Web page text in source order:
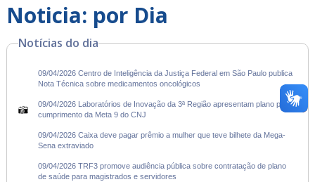
Noticia: por Dia
Notícias do dia
09/04/2026 Centro de Inteligência da Justiça Federal em São Paulo publica
Nota Técnica sobre medicamentos oncológicos
09/04/2026 Laboratórios de Inovação da 3ª Região apresentam plano para
cumprimento da Meta 9 do CNJ
09/04/2026 Caixa deve pagar prêmio a mulher que teve bilhete da Mega-
Sena extraviado
09/04/2026 TRF3 promove audiência pública sobre contratação de plano
de saúde para magistrados e servidores